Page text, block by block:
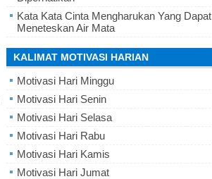
Kata Kata Cinta Mengharukan Yang Dapat
Meneteskan Air Mata
KALIMAT MOTIVASI HARIAN
Motivasi Hari Minggu
Motivasi Hari Senin
Motivasi Hari Selasa
Motivasi Hari Rabu
Motivasi Hari Kamis
Motivasi Hari Jumat